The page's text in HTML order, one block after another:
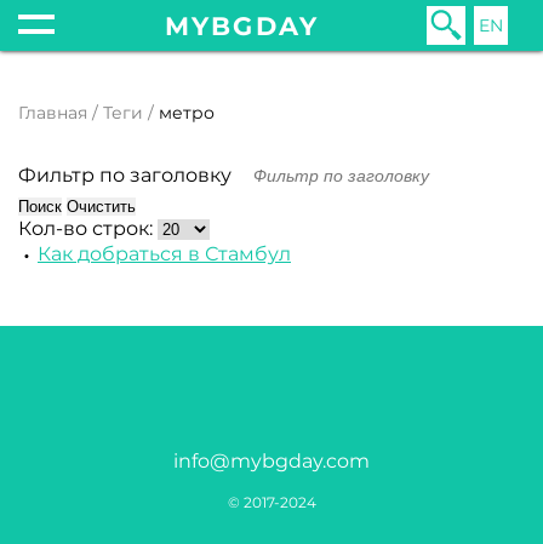
MYBGDAY EN
Главная Теги метро
Фильтр по заголовку
Поиск Очистить
Кол-во строк:
Как добраться в Стамбул
info@mybgday.com
© 2017-2024